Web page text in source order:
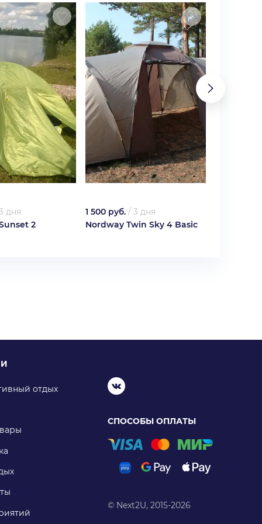
дня
2
1 500 руб. / 3 дня
Nordway Twin Sky 4 Basic
отдых
СПОСОБЫ ОПЛАТЫ
© Next2U, 2015-2026